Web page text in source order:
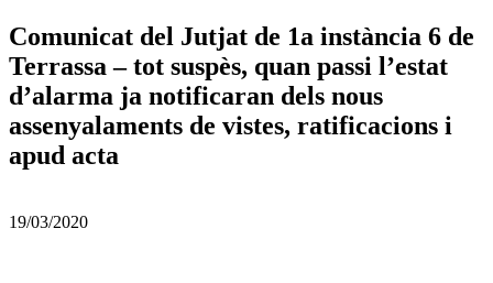
Comunicat del Jutjat de 1a instància 6 de
Terrassa – tot suspès, quan passi l’estat
d’alarma ja notificaran dels nous
assenyalaments de vistes, ratificacions i
apud acta
19/03/2020